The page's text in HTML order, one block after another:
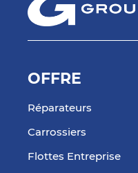
OFFRE
Réparateurs
Carrossiers
Flottes Entreprise